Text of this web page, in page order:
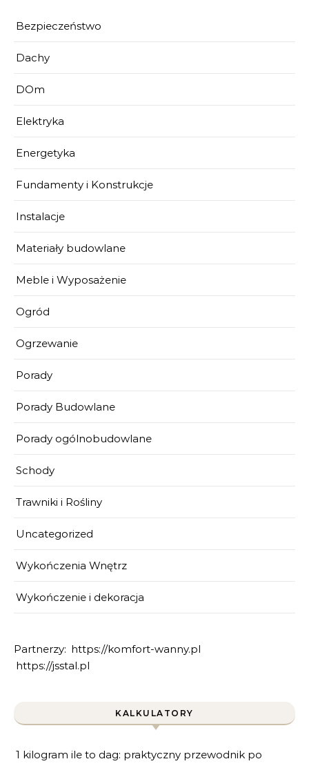
Bezpieczeństwo
Dachy
DOm
Elektryka
Energetyka
Fundamenty i Konstrukcje
Instalacje
Materiały budowlane
Meble i Wyposażenie
Ogród
Ogrzewanie
Porady
Porady Budowlane
Porady ogólnobudowlane
Schody
Trawniki i Rośliny
Uncategorized
Wykończenia Wnętrz
Wykończenie i dekoracja
Partnerzy: https://komfort-wanny.pl
https://jsstal.pl
KALKULATORY
1 kilogram ile to dag: praktyczny przewodnik po